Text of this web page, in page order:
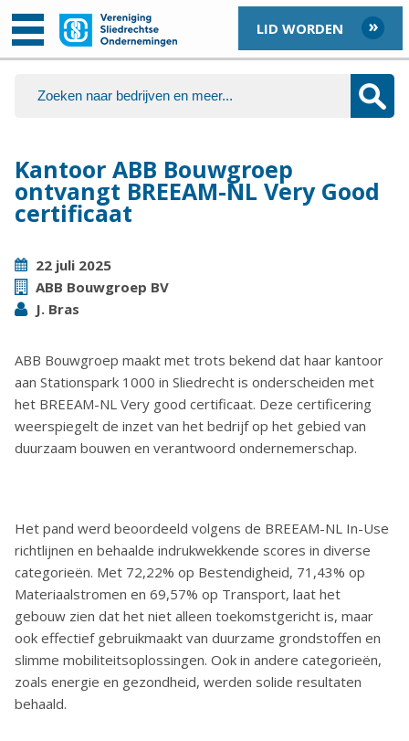
LID WORDEN
Kantoor ABB Bouwgroep
ontvangt BREEAM-NL Very Good
certificaat
22 juli 2025
ABB Bouwgroep BV
J. Bras
ABB Bouwgroep maakt met trots bekend dat haar kantoor
aan Stationspark 1000 in Sliedrecht is onderscheiden met
het BREEAM-NL Very good certificaat. Deze certificering
weerspiegelt de inzet van het bedrijf op het gebied van
duurzaam bouwen en verantwoord ondernemerschap.
Het pand werd beoordeeld volgens de BREEAM-NL In-Use
richtlijnen en behaalde indrukwekkende scores in diverse
categorieën. Met 72,22% op Bestendigheid, 71,43% op
Materiaalstromen en 69,57% op Transport, laat het
gebouw zien dat het niet alleen toekomstgericht is, maar
ook effectief gebruikmaakt van duurzame grondstoffen en
slimme mobiliteitsoplossingen. Ook in andere categorieën,
zoals energie en gezondheid, werden solide resultaten
behaald.